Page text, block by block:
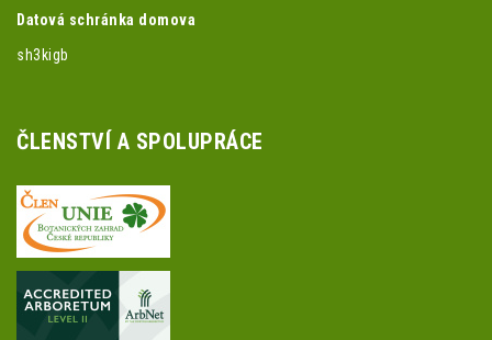
Datová schránka domova
sh3kigb
ČLENSTVÍ A SPOLUPRÁCE